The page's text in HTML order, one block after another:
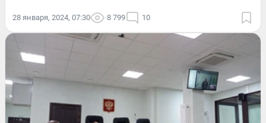
28 января, 2024, 07:30 8 799 10